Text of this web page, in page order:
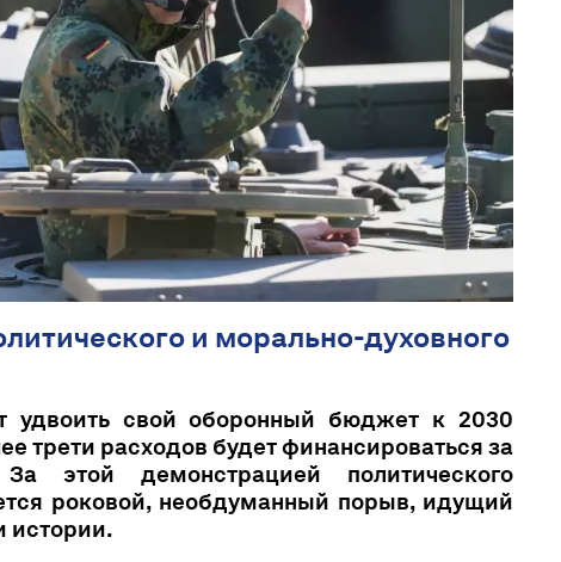
и морально-духовного
удвоить свой оборонный бюджет к 2030
трети расходов будет финансироваться за
этой демонстрацией политического
роковой, необдуманный порыв, идущий
истории.